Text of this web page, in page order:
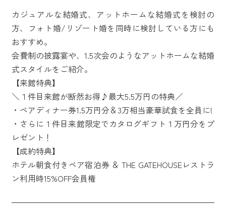
カジュアルな結婚式、アットホームな結婚式を検討の
方、フォト婚/リゾート婚を同時に検討している方にも
おすすめ。
会費制の披露宴や、1.5次会のようなアットホームな結婚
式スタイルをご紹介。
【来館特典】
＼１件目来館が断然お得♪最大5.5万円の特典／
・ペアディナー券1.5万円分＆3万相当豪華試食を全員に!
・さらに１件目来館限定でカタログギフト１万円分をプ
レゼント！
【成約特典】
ホテル朝食付きペア宿泊券 ＆ THE GATEHOUSEレストラ
ン利用時15%OFF会員権